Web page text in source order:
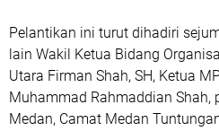
Pelantikan ini turut dihadiri
lain Wakil Ketua Bidang
Utara Firman Shah, SH, Ketua
Muhammad Rahmaddian Shah,
Medan, Camat Medan